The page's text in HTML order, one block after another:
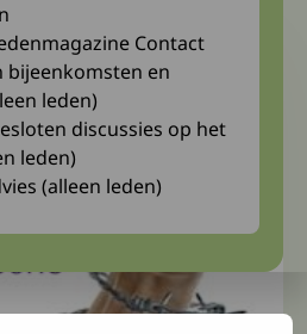
Contact
bijeenkomsten en
leden)
discussies op het
leden)
(alleen leden)